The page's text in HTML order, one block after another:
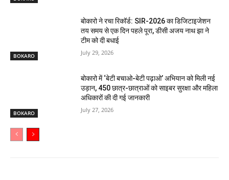
BOKARO
बोकारो ने रचा रिकॉर्ड: SIR-2026 का डिजिटाइजेशन
तय समय से एक दिन पहले पूरा, डीसी अजय नाथ झा ने
टीम को दी बधाई
July 29, 2026
BOKARO
बोकारो में ‘बेटी बचाओ-बेटी पढ़ाओ’ अभियान को मिली नई
उड़ान, 450 छात्र-छात्राओं को साइबर सुरक्षा और महिला
अधिकारों की दी गई जानकारी
July 27, 2026